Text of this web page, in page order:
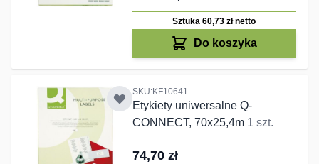
Sztuka 60,73 złnetto
Do koszyka
SKU:KF10641
Etykiety uniwersalne Q-
CONNECT, 70x25,4m 1 szt.
74,70 zł